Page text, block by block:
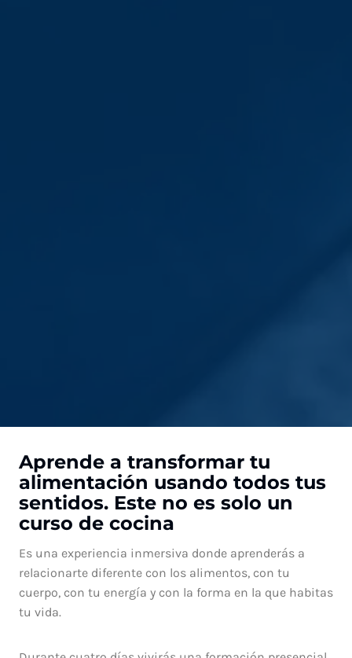
Aprende a transformar tu
alimentación usando todos tus
sentidos. Este no es solo un
curso de cocina
Es una experiencia inmersiva donde aprenderás a
relacionarte diferente con los alimentos, con tu
cuerpo, con tu energía y con la forma en la que habitas
tu vida.